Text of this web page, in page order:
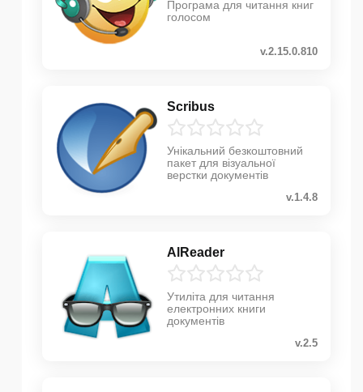
Програма для читання книг
голосом
v.2.15.0.810
Scribus
Унікальний безкоштовний
пакет для візуальної
верстки документів
v.1.4.8
AlReader
Утиліта для читання
електронних книги
документів
v.2.5